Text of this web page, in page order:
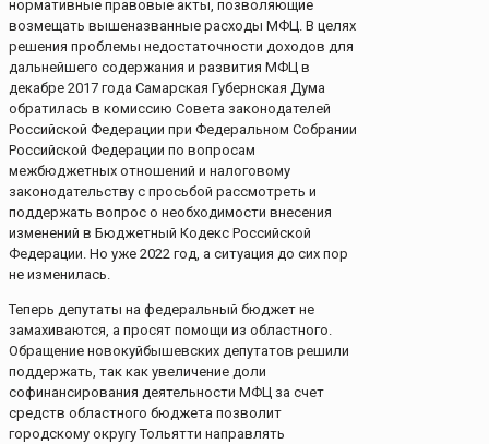
нормативные правовые акты, позволяющие
возмещать вышеназванные расходы МФЦ. В целях
решения проблемы недостаточности доходов для
дальнейшего содержания и развития МФЦ в
декабре 2017 года Самарская Губернская Дума
обратилась в комиссию Совета законодателей
Российской Федерации при Федеральном Собрании
Российской Федерации по вопросам
межбюджетных отношений и налоговому
законодательству с просьбой рассмотреть и
поддержать вопрос о необходимости внесения
изменений в Бюджетный Кодекс Российской
Федерации. Но уже 2022 год, а ситуация до сих пор
не изменилась.
Теперь депутаты на федеральный бюджет не
замахиваются, а просят помощи из областного.
Обращение новокуйбышевских депутатов решили
поддержать, так как увеличение доли
софинансирования деятельности МФЦ за счет
средств областного бюджета позволит
городскому округу Тольятти направлять